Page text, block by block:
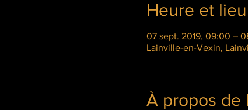
Heure et lieu
07 sept. 2019, 09:00 –
Lainville-en-Vexin,
À propos de